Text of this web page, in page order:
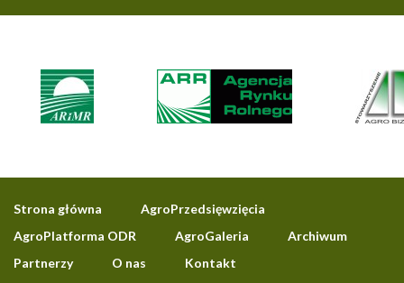
Strona główna
AgroPrzedsięwzięcia
AgroPlatforma ODR
AgroGaleria
Archiwum
Partnerzy
O nas Kontakt